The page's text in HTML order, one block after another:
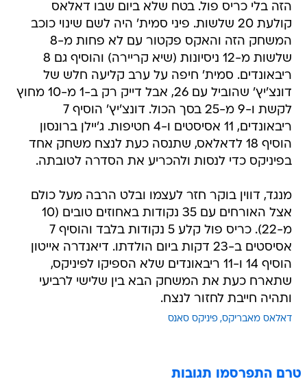
הזה בלי כריס פול. בטח שלא ביום שבו דאלאס
קולעת 20 שלשות. פיני סמית' היה לשם שינוי כוכב
המשחק הזה והאקס פקטור עם לא פחות מ-8
שלשות מ-12 ניסיונות (שיא קריירה) והוסיף גם 8
ריבאונדים. סמית' חיפה על ערב קליעה חלש של
דונצ'יץ' שהוביל עם 26, אבל דייק רק ב-1 מ-10 מחוץ
לקשת ו-9 מ-25 בסך הכול. דונצ'יץ' הוסיף 7
ריבאונדים, 11 אסיסטים ו-4 חטיפות. ג'יילן ברונסון
הוסיף 18 לדאלאס, שתנסה כעת לנצח משחק אחד
בפיניקס כדי לנסות ולהכריע את הסדרה לטובתה.
מנגד, דווין בוקר חזר לעצמו ובלט הרבה מעל כולם
אצל האורחים עם 35 נקודות באחוזים טובים (10
מ-22). כריס פול קלע 5 נקודות בלבד והוסיף 7
אסיסטים ב-23 דקות ביום הולדתו. דיאנדרה אייטון
הוסיף 14 ו-11 ריבאונדים שלא הספיקו לפיניקס,
שתארח כעת את המשחק הבא בין שלישי לרביעי
ותהיה חייבת לחזור לנצח.
דאלאס מאבריקס פיניקס סאנס
טרם התפרסמו תגובות